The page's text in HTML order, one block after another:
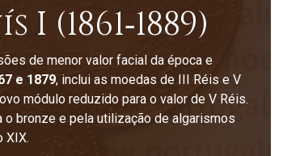
(1861‑1889)
de menor valor facial da época e
e 1879, inclui as moedas de III Réis e V
módulo reduzido para o valor de V Réis.
bronze e pela utilização de algarismos
XIX.